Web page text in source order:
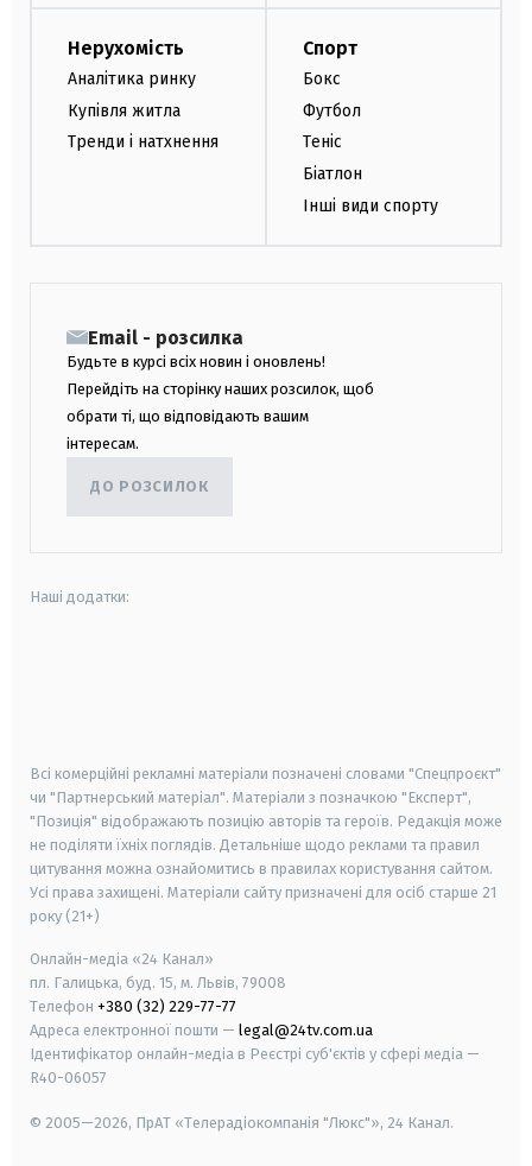
Нерухомість
Аналітика ринку
Купівля житла
Тренди і натхнення
Спорт
Бокс
Футбол
Теніс
Біатлон
Інші види спорту
Email - розсилка
Будьте в курсі всіх новин і оновлень!
Перейдіть на сторінку наших розсилок, щоб
обрати ті, що відповідають вашим
інтересам.
ДО РОЗСИЛОК
Наші додатки:
Всі комерційні рекламні матеріали позначені словами "Спецпроєкт"
чи "Партнерський матеріал". Матеріали з позначкою "Експерт",
"Позиція" відображають позицію авторів та героїв. Редакція може
не поділяти їхніх поглядів. Детальніше щодо реклами та правил
цитування можна ознайомитись в правилах користування сайтом.
Усі права захищені. Матеріали сайту призначені для осіб старше 21
року (21+)
Онлайн-медіа «24 Канал»
пл. Галицька, буд. 15, м. Львів, 79008
Телефон +380 (32) 229-77-77
Адреса електронної пошти — legal@24tv.com.ua
Ідентифікатор онлайн-медіа в Реєстрі суб'єктів у сфері медіа —
R40-06057
© 2005—2026, ПрАТ «Телерадіокомпанія "Люкс"», 24 Канал.